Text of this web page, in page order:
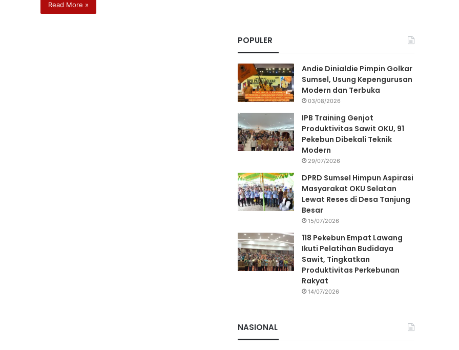
Read More »
POPULER
Andie Dinialdie Pimpin Golkar
Sumsel, Usung Kepengurusan
Modern dan Terbuka
03/08/2026
IPB Training Genjot
Produktivitas Sawit OKU, 91
Pekebun Dibekali Teknik
Modern
29/07/2026
DPRD Sumsel Himpun Aspirasi
Masyarakat OKU Selatan
Lewat Reses di Desa Tanjung
Besar
15/07/2026
118 Pekebun Empat Lawang
Ikuti Pelatihan Budidaya
Sawit, Tingkatkan
Produktivitas Perkebunan
Rakyat
14/07/2026
NASIONAL